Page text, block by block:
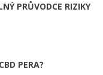
PRŮVODCE RIZIKY
PERA?